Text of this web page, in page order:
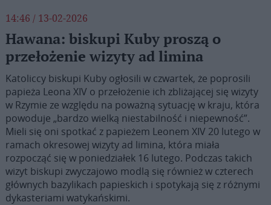
14:46 / 13-02-2026
Hawana: biskupi Kuby proszą o
przełożenie wizyty ad limina
Katoliccy biskupi Kuby ogłosili w czwartek, że poprosili
papieża Leona XIV o przełożenie ich zbliżającej się wizyty
w Rzymie ze względu na poważną sytuację w kraju, która
powoduje „bardzo wielką niestabilność i niepewność”.
Mieli się oni spotkać z papieżem Leonem XIV 20 lutego w
ramach okresowej wizyty ad limina, która miała
rozpocząć się w poniedziałek 16 lutego. Podczas takich
wizyt biskupi zwyczajowo modlą się również w czterech
głównych bazylikach papieskich i spotykają się z różnymi
dykasteriami watykańskimi.